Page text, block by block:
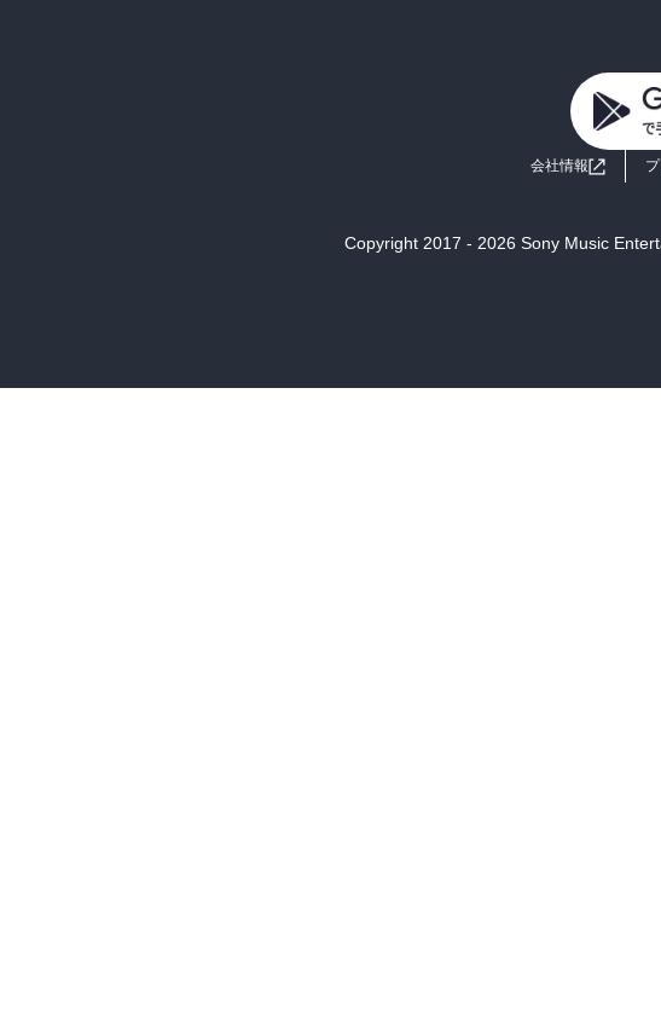
会社情報
Copyright 2017 - 2026 Sony Music